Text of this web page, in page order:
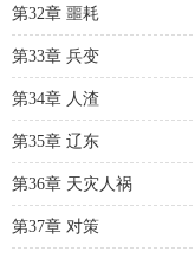
第32章 噩耗
第33章 兵变
第34章 人渣
第35章 辽东
第36章 天灾人祸
第37章 对策